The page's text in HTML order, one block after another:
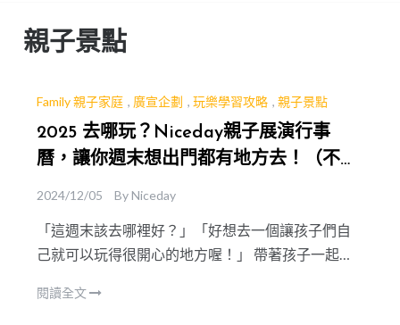
親子景點
Family 親子家庭 , 廣宣企劃 ,玩樂學習攻略 ,親子景點
2025 去哪玩？Niceday親子展演行事
曆，讓你週末想出門都有地方去！（不定
2024/12/05 ByNiceday
「這週末該去哪裡好？」「好想去一個讓孩子們自
己就可以玩得很開心的地方喔！」 帶著孩子一起來
出及藝術節歡迎大家一起共襄盛舉！Niceday 奈奈子
閱讀全文